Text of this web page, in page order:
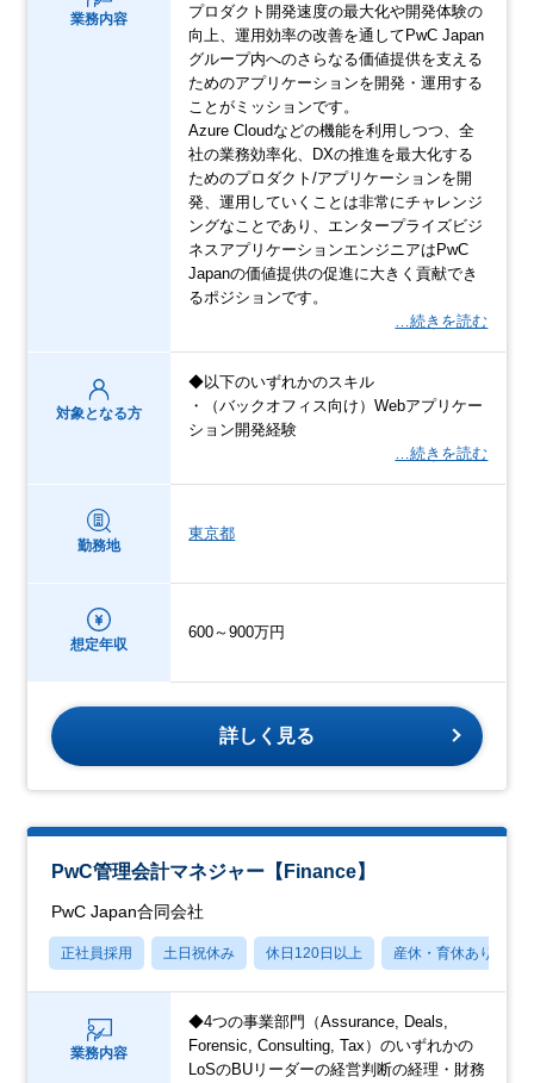
業務内容
プロダクト開発速度の最大化や開発体験の
向上、運用効率の改善を通してPwC Japan
グループ内へのさらなる価値提供を支える
ためのアプリケーションを開発・運用する
ことがミッションです。
Azure Cloudなどの機能を利用しつつ、全
社の業務効率化、DXの推進を最大化する
ためのプロダクト/アプリケーションを開
発、運用していくことは非常にチャレンジ
ングなことであり、エンタープライズビジ
ネスアプリケーションエンジニアはPwC
Japanの価値提供の促進に大きく貢献でき
るポジションです。
…続きを読む
対象となる方
◆以下のいずれかのスキル
・（バックオフィス向け）Webアプリケー
ション開発経験
…続きを読む
勤務地
東京都
想定年収
600～900万円
詳しく見る
PwC管理会計マネジャー【Finance】
PwC Japan合同会社
正社員採用 土日祝休み 休日120日以上 産休・育休あり
業務内容
◆4つの事業部門（Assurance, Deals,
Forensic, Consulting, Tax）のいずれかの
LoSのBUリーダーの経営判断の経理・財務